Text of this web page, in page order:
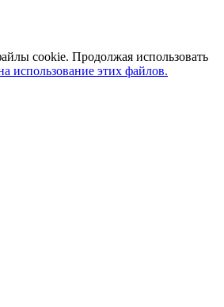
cookie. Продолжая использовать
использование этих файлов.